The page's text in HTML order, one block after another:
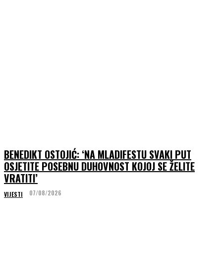
BENEDIKT OSTOJIĆ: ‘NA MLADIFESTU SVAKI PUT
OSJETITE POSEBNU DUHOVNOST KOJOJ SE ŽELITE
VRATITI’
VIJESTI 07/08/2026